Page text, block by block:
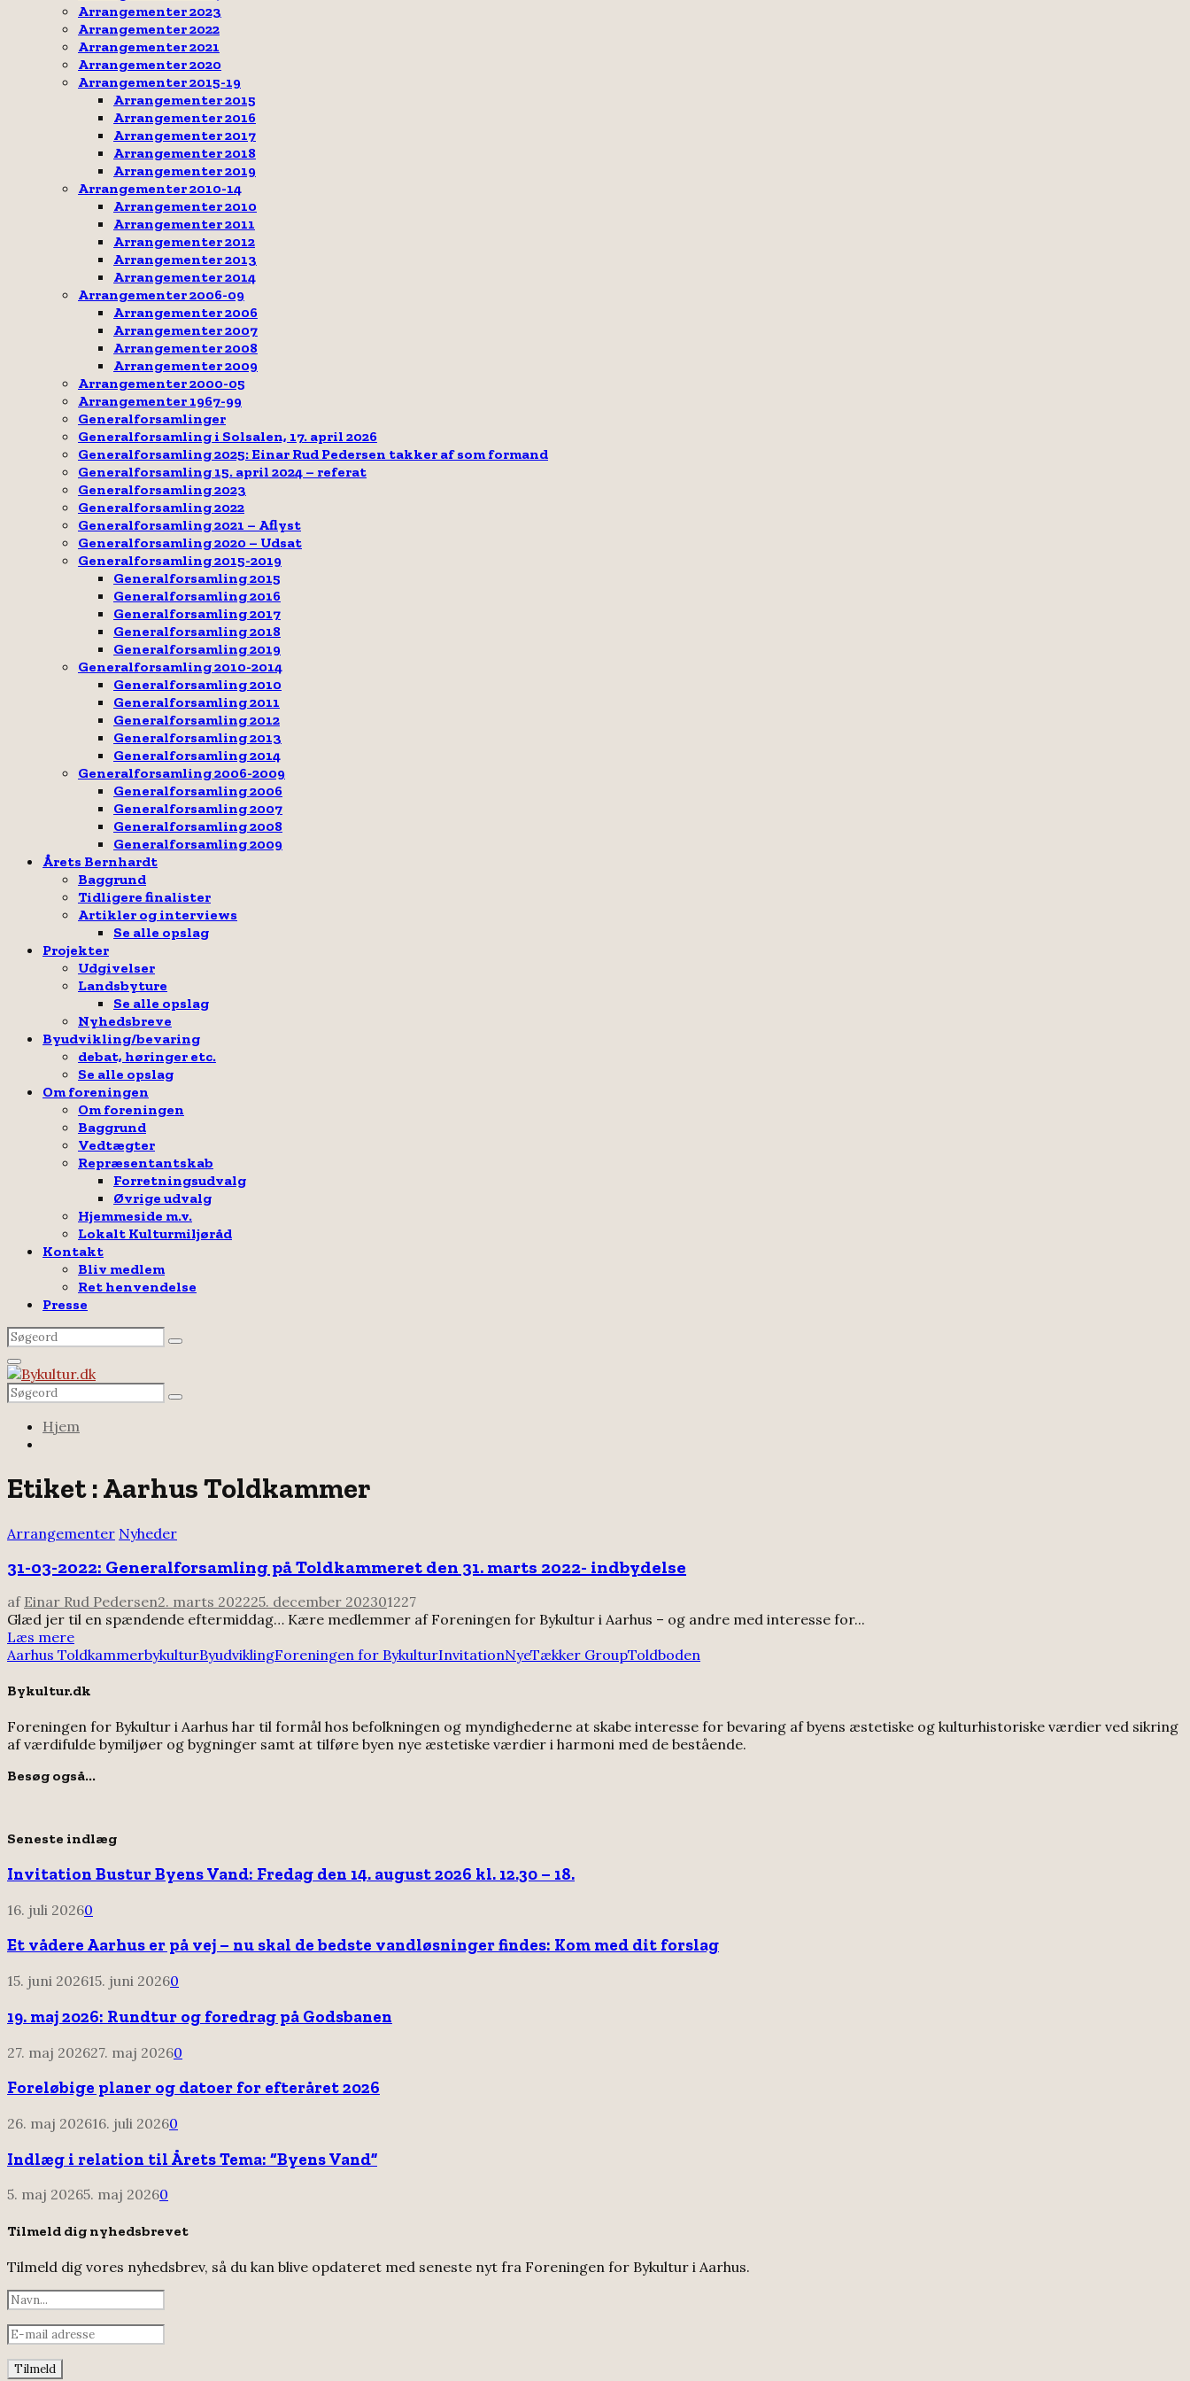
Arrangementer 2023
Arrangementer 2022
Arrangementer 2021
Arrangementer 2020
Arrangementer 2015-19
Arrangementer 2015
Arrangementer 2016
Arrangementer 2017
Arrangementer 2018
Arrangementer 2019
Arrangementer 2010-14
Arrangementer 2010
Arrangementer 2011
Arrangementer 2012
Arrangementer 2013
Arrangementer 2014
Arrangementer 2006-09
Arrangementer 2006
Arrangementer 2007
Arrangementer 2008
Arrangementer 2009
Arrangementer 2000-05
Arrangementer 1967-99
Generalforsamlinger
Generalforsamling i Solsalen, 17. april 2026
Generalforsamling 2025: Einar Rud Pedersen takker af som formand
Generalforsamling 15. april 2024 – referat
Generalforsamling 2023
Generalforsamling 2022
Generalforsamling 2021 – Aflyst
Generalforsamling 2020 – Udsat
Generalforsamling 2015-2019
Generalforsamling 2015
Generalforsamling 2016
Generalforsamling 2017
Generalforsamling 2018
Generalforsamling 2019
Generalforsamling 2010-2014
Generalforsamling 2010
Generalforsamling 2011
Generalforsamling 2012
Generalforsamling 2013
Generalforsamling 2014
Generalforsamling 2006-2009
Generalforsamling 2006
Generalforsamling 2007
Generalforsamling 2008
Generalforsamling 2009
Årets Bernhardt
Baggrund
Tidligere finalister
Artikler og interviews
Se alle opslag
Projekter
Udgivelser
Landsbyture
Se alle opslag
Nyhedsbreve
Byudvikling/bevaring
debat, høringer etc.
Se alle opslag
Om foreningen
Om foreningen
Baggrund
Vedtægter
Repræsentantskab
Forretningsudvalg
Øvrige udvalg
Hjemmeside m.v.
Lokalt Kulturmiljøråd
Kontakt
Bliv medlem
Ret henvendelse
Presse
Search
for:
Search
Facebook
Email
Rss
Primary
Menu
Search
for:
Search
Hjem
Etiket : Aarhus Toldkammer
Arrangementer Nyheder
31-03-2022: Generalforsamling på Toldkammeret den 31. marts 2022- indbydelse
af Einar Rud Pedersen2. marts 202225. december 202301227
Glæd jer til en spændende eftermiddag… Kære medlemmer af Foreningen for Bykultur i Aarhus – og andre med interesse for...
Læs mere
Aarhus ToldkammerbykulturByudviklingForeningen for BykulturInvitationNyeTækker GroupToldboden
Bykultur.dk
Foreningen for Bykultur i Aarhus har til formål hos befolkningen og myndighederne at skabe interesse for bevaring af byens æstetiske og kulturhistoriske værdier ved sikring
af værdifulde bymiljøer og bygninger samt at tilføre byen nye æstetiske værdier i harmoni med de bestående.
Besøg også...
Seneste indlæg
Invitation Bustur Byens Vand: Fredag den 14. august 2026 kl. 12.30 – 18.
16. juli 20260
Et vådere Aarhus er på vej – nu skal de bedste vandløsninger findes: Kom med dit forslag
15. juni 202615. juni 20260
19. maj 2026: Rundtur og foredrag på Godsbanen
27. maj 202627. maj 20260
Foreløbige planer og datoer for efteråret 2026
26. maj 202616. juli 20260
Indlæg i relation til Årets Tema: “Byens Vand”
5. maj 20265. maj 20260
Tilmeld dig nyhedsbrevet
Tilmeld dig vores nyhedsbrev, så du kan blive opdateret med seneste nyt fra Foreningen for Bykultur i Aarhus.